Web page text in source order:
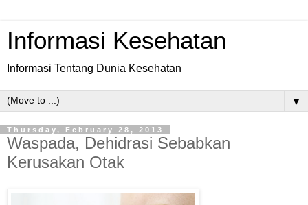
Informasi Kesehatan
Informasi Tentang Dunia Kesehatan
▼
Thursday, February 28, 2013
Waspada, Dehidrasi Sebabkan
Kerusakan Otak